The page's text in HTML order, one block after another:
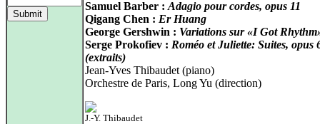
Samuel Barber : Adagio pour cordes, opus 11
Qigang Chen : Er Huang
George Gershwin : Variations sur «I Got
Serge Prokofiev : Roméo et Juliette: Suites, opus
(extraits)
Jean-Yves Thibaudet (piano)
Orchestre de Paris, Long Yu (direction)
J.-Y. Thibaudet